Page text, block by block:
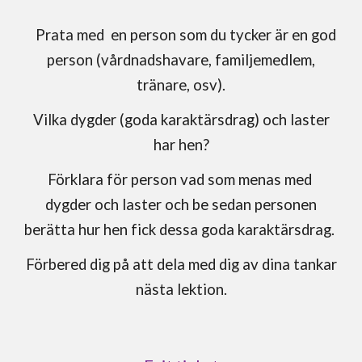
Prata med en person som du tycker är en god
person (vårdnadshavare, familjemedlem,
tränare, osv).
Vilka dygder (goda karaktärsdrag) och laster
har hen?
Förklara för person vad som menas med
dygder och laster och be sedan personen
berätta hur hen fick dessa goda karaktärsdrag.
Förbered dig på att dela med dig av dina tankar
nästa lektion.